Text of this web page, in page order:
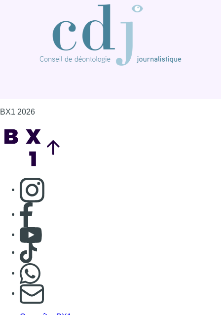
BX1 2026
Consulter page Instagram
Consulter page Facebook
Consulter Youtube
Consulter TikTok
S'abonner à notre newsletter